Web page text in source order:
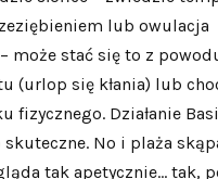
lub owulacja
może stać się to z
(urlop się kłania) lub
fizycznego. Działanie
No i plaża
tak apetycznie… tak,